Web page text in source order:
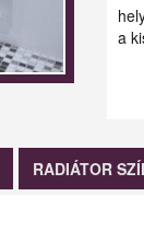
a
RADIÁTOR